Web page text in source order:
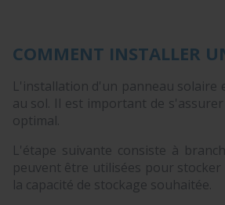
COMMENT INSTALLER
L'installation d'un panneau solaire
au sol. Il est important de
optimal.
L'étape suivante consiste à
peuvent être utilisées pour
la capacité de stockage souhaitée.